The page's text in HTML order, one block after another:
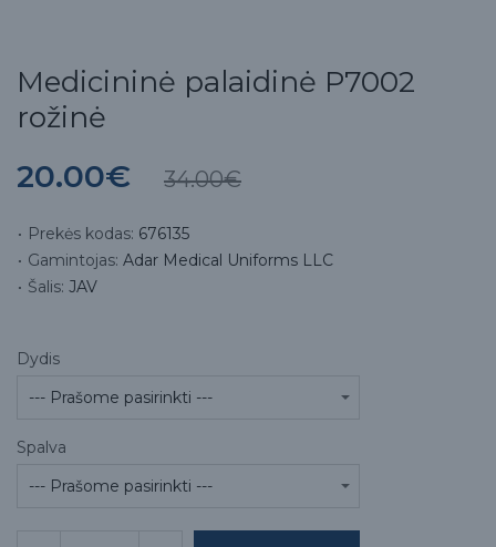
Medicininė palaidinė P7002
rožinė
20.00€ 34.00€
Prekės kodas: 676135
Gamintojas: Adar Medical Uniforms LLC
Šalis: JAV
Dydis
Spalva